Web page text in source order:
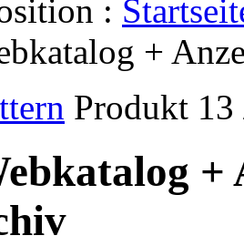
:
+
Produkt
+